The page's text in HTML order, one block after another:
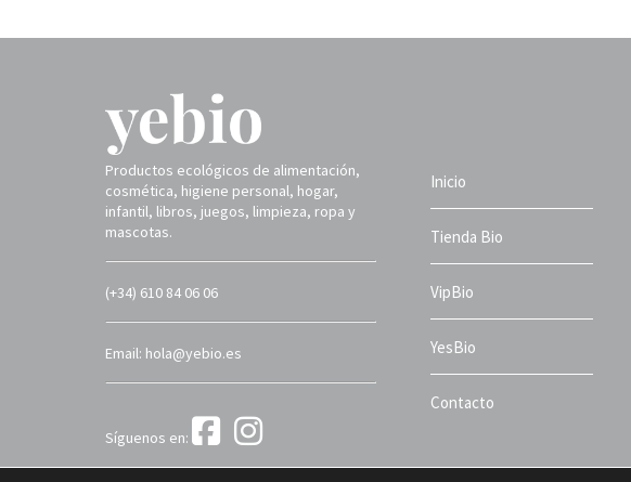
Productos ecológicos de alimentación,
cosmética, higiene personal, hogar,
infantil, libros, juegos, limpieza, ropa y
mascotas.
(+34) 610 84 06 06
Email: hola@yebio.es
Síguenos en:
Inicio
Tienda Bio
VipBio
YesBio
Contacto